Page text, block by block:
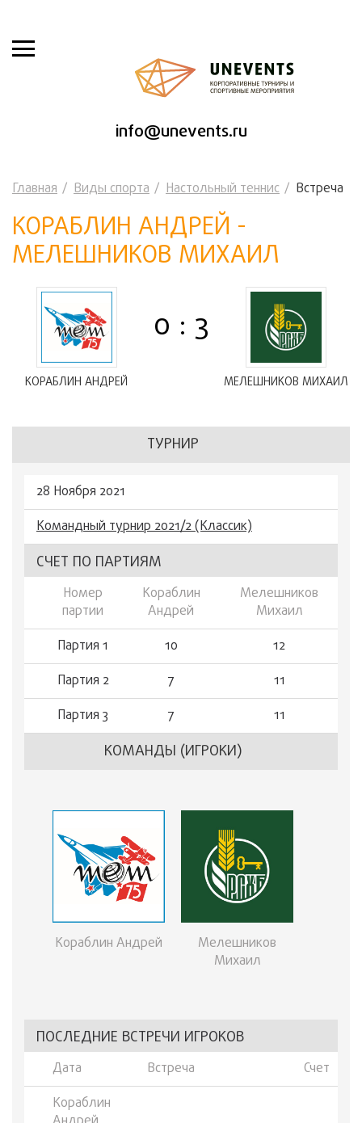
info@unevents.ru
Главная Виды спорта Настольный теннис Встреча
КОРАБЛИН АНДРЕЙ -
МЕЛЕШНИКОВ МИХАИЛ
КОРАБЛИН АНДРЕЙ
0 : 3
МЕЛЕШНИКОВ МИХАИЛ
ТУРНИР
28 Ноября 2021
Командный турнир 2021/2 (Классик)
СЧЕТ ПО ПАРТИЯМ
Номер
партии
Кораблин
Андрей
Мелешников
Михаил
Партия 1
10
12
Партия 2
7
11
Партия 3
7 11
КОМАНДЫ (ИГРОКИ)
Кораблин Андрей
Мелешников
Михаил
ПОСЛЕДНИЕ ВСТРЕЧИ ИГРОКОВ
Дата Встреча
Счет
Кораблин